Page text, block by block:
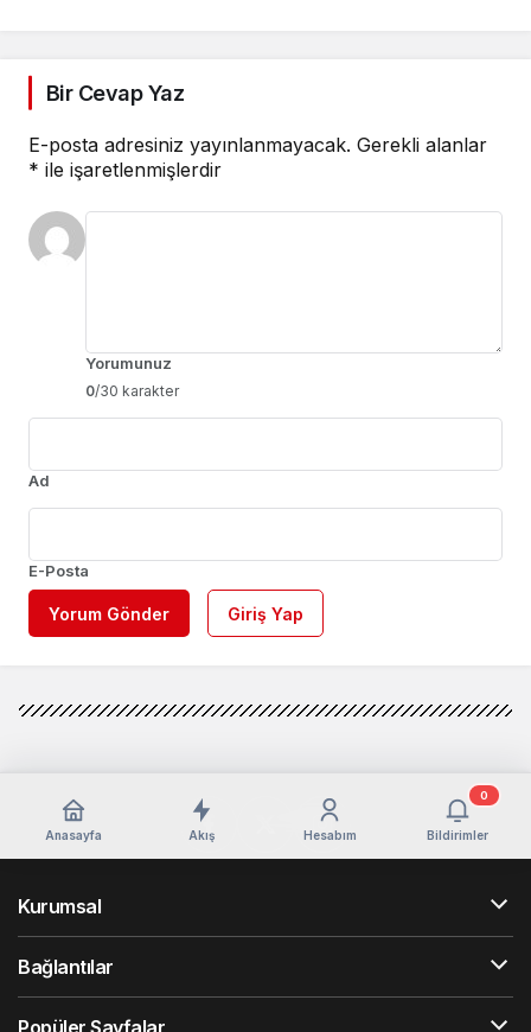
Bir Cevap Yaz
E-posta adresiniz yayınlanmayacak. Gerekli alanlar
* ile işaretlenmişlerdir
Yorumunuz
0/30 karakter
Ad
E-Posta
Yorum Gönder Giriş Yap
Anasayfa Akış Hesabım Bildirimler
0
Kurumsal
Bağlantılar
Popüler Sayfalar